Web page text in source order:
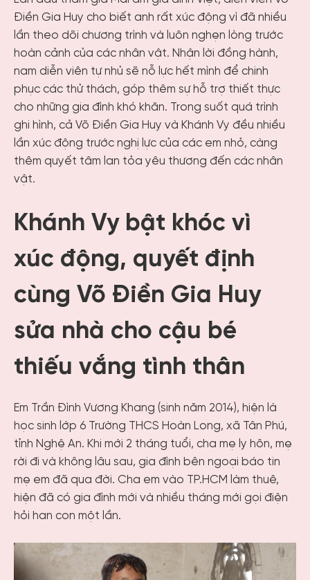
Điền Gia Huy cho biết anh rất xúc động vì đã nhiều
lần theo dõi chương trình và luôn nghẹn lòng trước
hoàn cảnh của các nhân vật. Nhận lời đồng hành,
nam diễn viên tự nhủ sẽ nỗ lực hết mình để chinh
phục các thử thách, góp thêm sự hỗ trợ thiết thực
cho những gia đình khó khăn. Trong suốt quá trình
ghi hình, cả Võ Điền Gia Huy và Khánh Vy đều nhiều
lần xúc động trước nghị lực của các em nhỏ, càng
thêm quyết tâm lan tỏa yêu thương đến các nhân
vật.
Khánh Vy bật khóc vì
xúc động, quyết định
cùng Võ Điền Gia Huy
sửa nhà cho cậu bé
thiếu vắng tình thân
Em Trần Đình Vương Khang (sinh năm 2014), hiện là
học sinh lớp 6 Trường THCS Hoàn Long, xã Tân Phú,
tỉnh Nghệ An. Khi mới 2 tháng tuổi, cha mẹ ly hôn, mẹ
rời đi và không lâu sau, gia đình bên ngoại báo tin
mẹ em đã qua đời. Cha em vào TP.HCM làm thuê,
hiện đã có gia đình mới và nhiều tháng mới gọi điện
hỏi han con một lần.